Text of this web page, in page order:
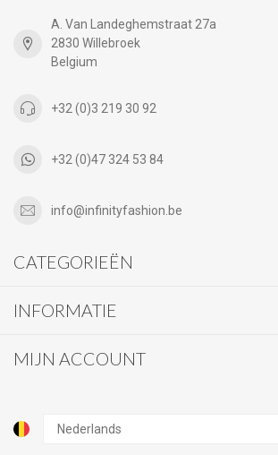
A. Van Landeghemstraat 27a
2830 Willebroek
Belgium
+32 (0)3 219 30 92
+32 (0)47 324 53 84
info@infinityfashion.be
CATEGORIEËN
INFORMATIE
MIJN ACCOUNT